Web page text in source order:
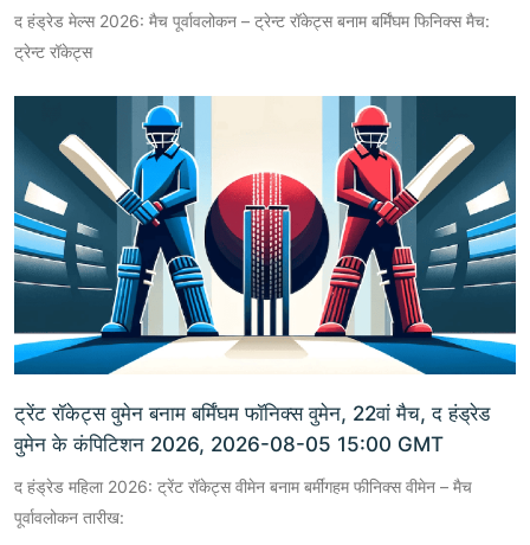
द हंड्रेड मेल्स 2026: मैच पूर्वावलोकन – ट्रेन्ट रॉकेट्स बनाम बर्मिंघम फिनिक्स मैच:
ट्रेन्ट रॉकेट्स
ट्रेंट रॉकेट्स वुमेन बनाम बर्मिंघम फॉनिक्स वुमेन, 22वां मैच, द हंड्रेड
वुमेन के कंपिटिशन 2026, 2026-08-05 15:00 GMT
द हंड्रेड महिला 2026: ट्रेंट रॉकेट्स वीमेन बनाम बर्मींगहम फीनिक्स वीमेन – मैच
पूर्वावलोकन तारीख: